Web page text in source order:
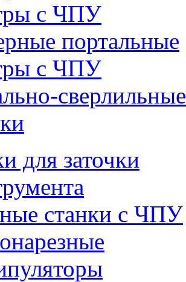
с ЧПУ
портальные
с ЧПУ
сверлильные
для заточки
станки с ЧПУ